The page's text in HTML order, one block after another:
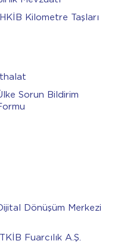
Kilometre Taşları
Sorun Bildirim
Dönüşüm Merkezi
Fuarcılık A.Ş.